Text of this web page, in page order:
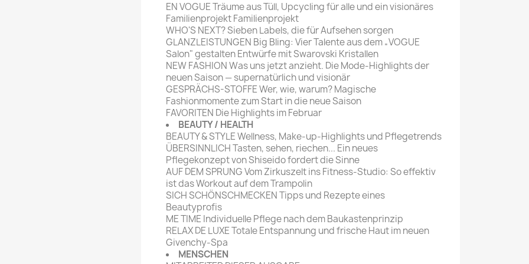
Mare
MERIAN
Garten
selber machen
Selbst ist der
Mann
TAGES &
WOCHENZEITUNGEN
Bildzeitung
Frankfurter Allgemeine
Magazin
Frankfurter Illustrierte
SONSTIGE
Magazine
EN VOGUE Träume aus Tüll, Upcycling für alle und ein visionäres
Familienprojekt Familienprojekt
WHO'S NEXT? Sieben Labels, die für Aufsehen sorgen
GLANZLEISTUNGEN Big Bling: Vier Talente aus dem „VOGUE
Salon" gestalten Entwürfe mit Swarovski Kristallen
NEW FASHION Was uns jetzt anzieht. Die Mode-Highlights der
neuen Saison — supernatürlich und visionär
GESPRÄCHS-STOFFE Wer, wie, warum? Magische
Fashionmomente zum Start in die neue Saison
FAVORITEN Die Highlights im Februar
BEAUTY / HEALTH
BEAUTY & STYLE Wellness, Make-up-Highlights und Pflegetrends
ÜBERSINNLICH Tasten, sehen, riechen... Ein neues
Pflegekonzept von Shiseido fordert die Sinne
AUF DEM SPRUNG Vom Zirkuszelt ins Fitness-Studio: So effektiv
ist das Workout auf dem Trampolin
SICH SCHÖNSCHMECKEN Tipps und Rezepte eines
Beautyprofis
ME TIME Individuelle Pflege nach dem Baukastenprinzip
RELAX DE LUXE Totale Entspannung und frische Haut im neuen
Givenchy-Spa
MENSCHEN